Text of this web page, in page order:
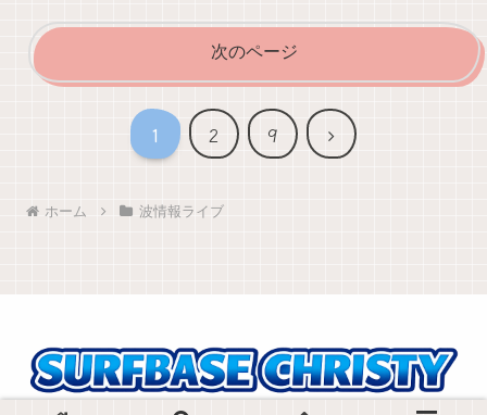
次のページ
1 2 9
次
ホーム 波情報ライブ